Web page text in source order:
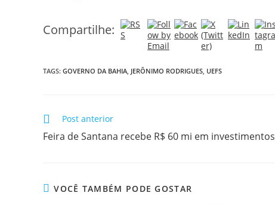
Compartilhe:
TAGS: GOVERNO DA BAHIA JERÔNIMO RODRIGUES UEFS
Post anterior
Feira de Santana recebe R$ 60 mi em investimentos
VOCÊ TAMBÉM PODE GOSTAR